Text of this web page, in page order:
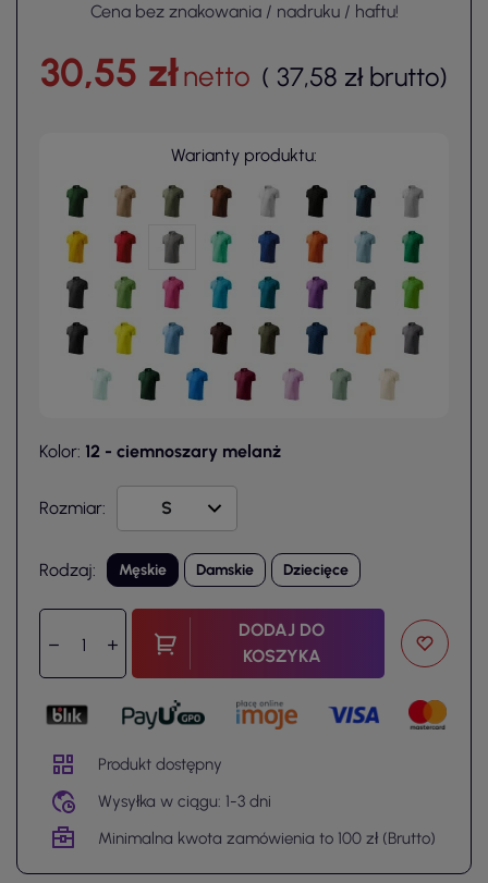
Cena bez znakowania / nadruku / haftu!
30,55 złnetto ( 37,58 zł brutto)
Warianty produktu:
Kolor: 12 - ciemnoszary melanż
Rozmiar:
Rodzaj: Męskie Damskie Dziecięce
DODAJ DO
KOSZYKA
Produkt dostępny
Wysyłka w ciągu: 1-3 dni
Minimalna kwota zamówienia to 100 zł (Brutto)